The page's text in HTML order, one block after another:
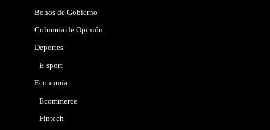
Bonos de Gobierno
Columna de Opinión
Deportes
E-sport
Economía
Ecommerce
Fintech